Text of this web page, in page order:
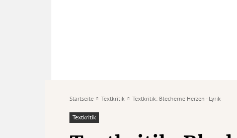
Startseite Textkritik Textkritik: Blecherne Herzen - Lyrik
Textkritik